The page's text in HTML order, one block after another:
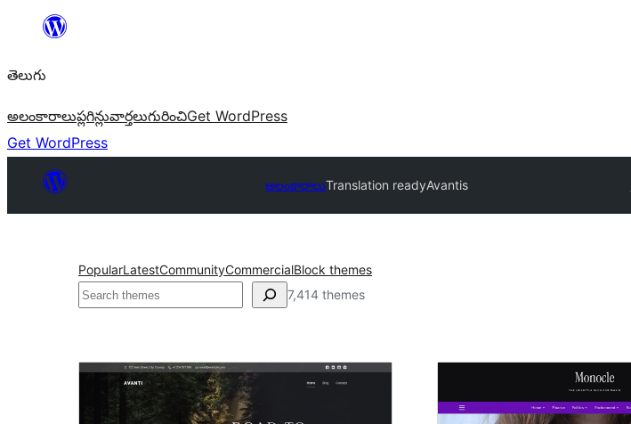
విషయానికి
తెలుగు
అలంకారాలుప్లగిన్లువార్తలుగురించిGet WordPress
Get WordPress
అలంకారాలుTranslation readyAvantis
PopularLatestCommunityCommercialBlock themes
వెతుకు 7,414 themes
Translation
ready